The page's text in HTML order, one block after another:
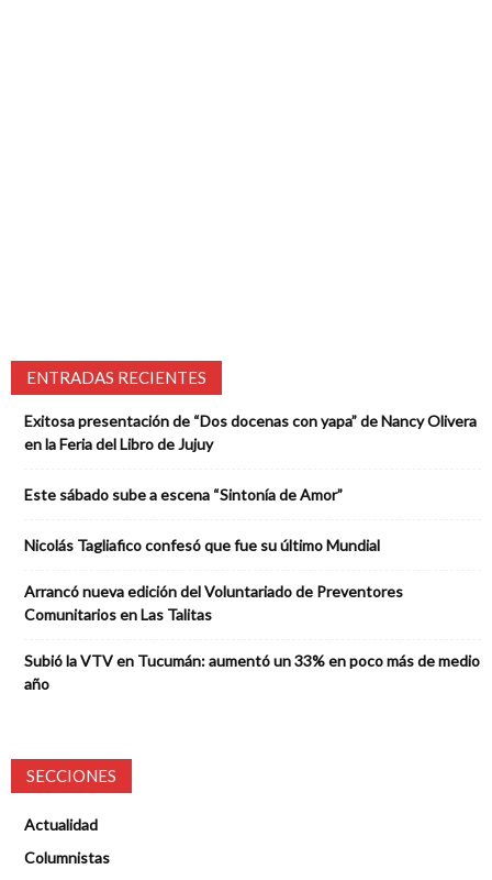
ENTRADAS RECIENTES
Exitosa presentación de “Dos docenas con yapa” de Nancy Olivera
en la Feria del Libro de Jujuy
Este sábado sube a escena “Sintonía de Amor”
Nicolás Tagliafico confesó que fue su último Mundial
Arrancó nueva edición del Voluntariado de Preventores
Comunitarios en Las Talitas
Subió la VTV en Tucumán: aumentó un 33% en poco más de medio
año
SECCIONES
Actualidad
Columnistas